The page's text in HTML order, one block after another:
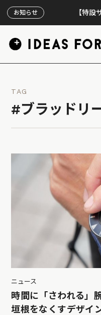
お知らせ 【特設サイ
TAG
#ブラッドリ
ニュース
時間に「さわれる」
垣根をなくすデザイ